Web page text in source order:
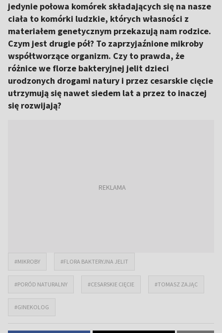
jedynie połowa komórek składających się na nasze
ciała to komórki ludzkie, których własności z
materiałem genetycznym przekazują nam rodzice.
Czym jest drugie pół? To zaprzyjaźnione mikroby
współtworzące organizm. Czy to prawda, że
różnice we florze bakteryjnej jelit dzieci
urodzonych drogami natury i przez cesarskie cięcie
utrzymują się nawet siedem lat a przez to inaczej
się rozwijają?
#MIKROBY #FLORA BAKTERYJNA JELIT
#PORÓD NATURALNY #CESARSKIE CIĘCIE #TOMASZ ZAJĄC
#GINEKOLOG